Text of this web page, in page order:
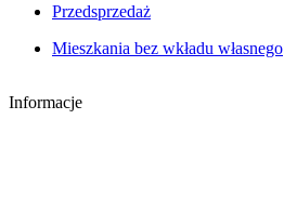
Przedsprzedaż
Mieszkania bez wkładu własnego
Informacje